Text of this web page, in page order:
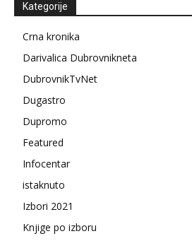
Kategorije
Crna kronika
Darivalica Dubrovnikneta
DubrovnikTvNet
Dugastro
Dupromo
Featured
Infocentar
istaknuto
Izbori 2021
Knjige po izboru